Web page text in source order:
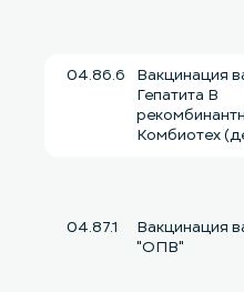
04.86.6
Вакцинация
Гепатита В
Комбиотех
04.87.1
Вакцинация
"ОПВ"